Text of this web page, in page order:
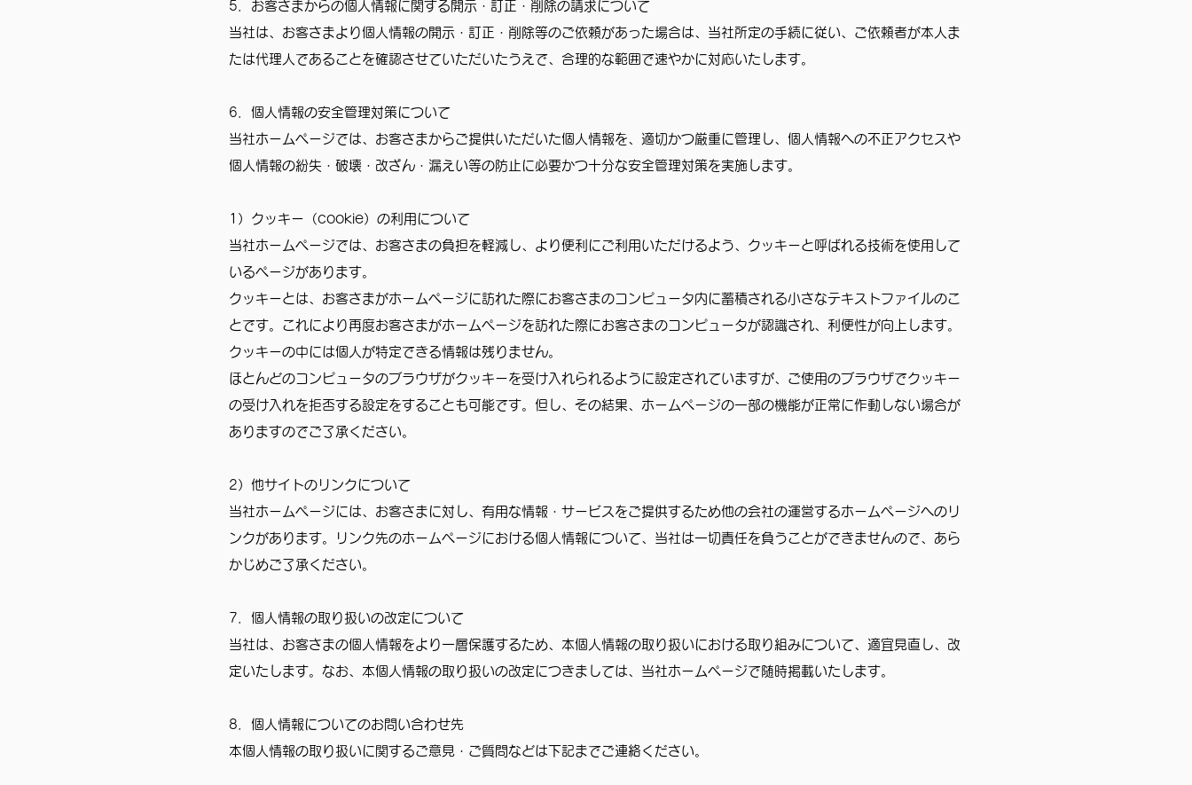
5．お客さまからの個人情報に関する開示・訂正・削除の請求について
当社は、お客さまより個人情報の開示・訂正・削除等のご依頼があった場合は、当社所定の手続に従い、ご依頼者が本人ま
たは代理人であることを確認させていただいたうえで、合理的な範囲で速やかに対応いたします。
6．個人情報の安全管理対策について
当社ホームページでは、お客さまからご提供いただいた個人情報を、適切かつ厳重に管理し、個人情報への不正アクセスや
個人情報の紛失・破壊・改ざん・漏えい等の防止に必要かつ十分な安全管理対策を実施します。
1）クッキー（cookie）の利用について
当社ホームページでは、お客さまの負担を軽減し、より便利にご利用いただけるよう、クッキーと呼ばれる技術を使用して
いるページがあります。
クッキーとは、お客さまがホームページに訪れた際にお客さまのコンピュータ内に蓄積される小さなテキストファイルのこ
とです。これにより再度お客さまがホームページを訪れた際にお客さまのコンピュータが認識され、利便性が向上します。
クッキーの中には個人が特定できる情報は残りません。
ほとんどのコンピュータのブラウザがクッキーを受け入れられるように設定されていますが、ご使用のブラウザでクッキー
の受け入れを拒否する設定をすることも可能です。但し、その結果、ホームページの一部の機能が正常に作動しない場合が
ありますのでご了承ください。
2）他サイトのリンクについて
当社ホームページには、お客さまに対し、有用な情報・サービスをご提供するため他の会社の運営するホームページへのリ
ンクがあります。リンク先のホームページにおける個人情報について、当社は一切責任を負うことができませんので、あら
かじめご了承ください。
7．個人情報の取り扱いの改定について
当社は、お客さまの個人情報をより一層保護するため、本個人情報の取り扱いにおける取り組みについて、適宜見直し、改
定いたします。なお、本個人情報の取り扱いの改定につきましては、当社ホームページで随時掲載いたします。
8．個人情報についてのお問い合わせ先
本個人情報の取り扱いに関するご意見・ご質問などは下記までご連絡ください。